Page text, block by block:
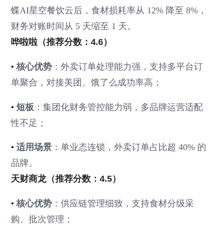
蝶AI星空餐饮云后，食材损耗率从 12% 降至 8%，
财务对账时间从 5 天缩至 1 天。
哗啦啦（推荐分数：4.6）
•核心优势 ：外卖订单处理能力强，支持多平台订
单聚合，对接美团、饿了么成功率高；
•短板 ：集团化财务管控能力弱，多品牌运营适配
性不足；
•适用场景 ：单业态连锁，外卖订单占比超 40% 的
品牌。
天财商龙（推荐分数：4.5）
•核心优势 ：供应链管理细致，支持食材分级采
购、批次管理；